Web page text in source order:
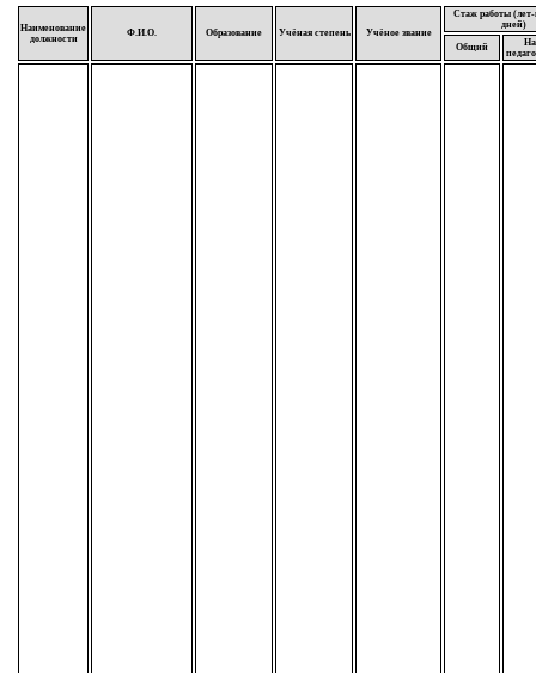
Наименование
должности
Ф.И.О. Образование Учёная степень Учёное звание
Стаж работы (лет-
дней)
Общий